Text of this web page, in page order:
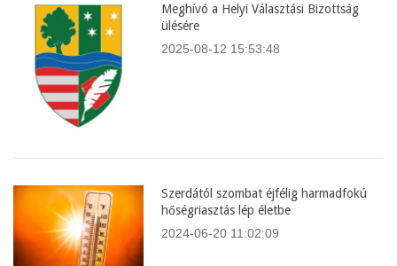
Meghívó a Helyi Választási Bizottság
ülésére
2025-08-12 15:53:48
Szerdától szombat éjfélig harmadfokú
hőségriasztás lép életbe
2024-06-20 11:02:09